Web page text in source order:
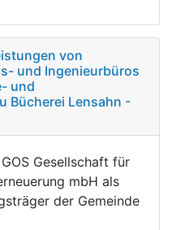
von
und Ingenieurbüros
und
Bücherei Lensahn -
Gesellschaft für
mbH als
der Gemeinde